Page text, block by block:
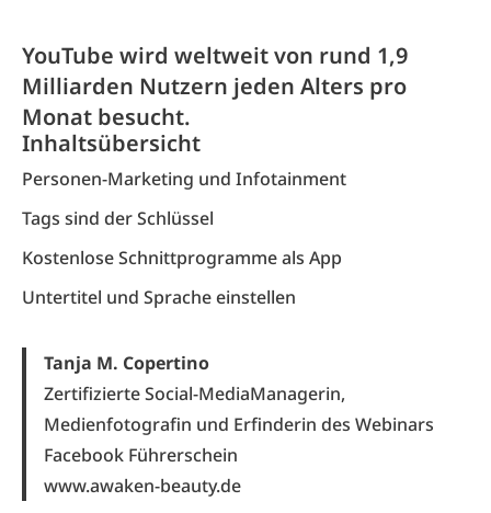
YouTube wird weltweit von rund 1,9
Milliarden Nutzern jeden Alters pro
Monat besucht.
Inhaltsübersicht
Personen-Marketing und Infotainment
Tags sind der Schlüssel
Kostenlose Schnittprogramme als App
Untertitel und Sprache einstellen
Tanja M. Copertino
Zertifizierte Social-MediaManagerin,
Medienfotografin und Erfinderin des Webinars
Facebook Führerschein
www.awaken-beauty.de